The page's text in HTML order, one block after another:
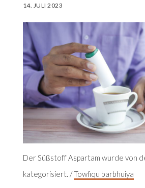
14. JULI 2023
Der Süßstoff Aspartam wurde von
kategorisiert. /Towfiqu barbhuiya